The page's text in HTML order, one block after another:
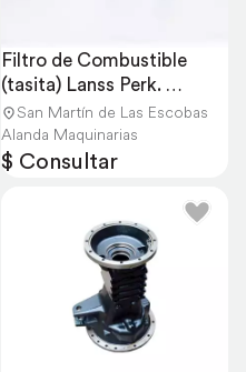
Filtro de Combustible
(tasita) Lanss Perk.
004060
San Martín de Las Escobas
Alanda Maquinarias
$ Consultar